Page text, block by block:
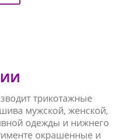
трикотажные
мужской, женской,
одежды и нижнего
окрашенные и